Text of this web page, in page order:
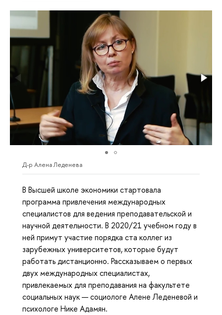
Д-р Алена Леденева
В Высшей школе экономики стартовала
программа привлечения международных
специалистов для ведения преподавательской и
научной деятельности. В 2020/21 учебном году в
ней примут участие порядка ста коллег из
зарубежных университетов, которые будут
работать дистанционно. Рассказываем о первых
двух международных специалистах,
привлекаемых для преподавания на факультете
социальных наук — социологе Алене Леденевой и
психологе Нике Адамян.